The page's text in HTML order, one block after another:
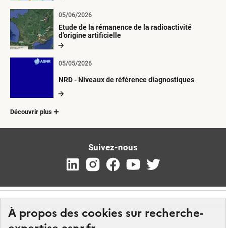
À propos des cookies sur recherche-
Etude de la rémanence de la radioactivité
d’origine artificielle
05/06/2026
NRD - Niveaux de référence diagnostiques
05/05/2026
Découvrir plus
Suivez-nous